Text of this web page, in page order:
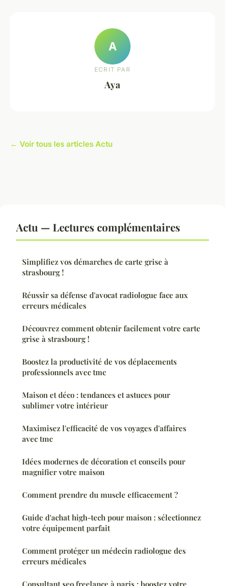
A
ECRIT PAR
Aya
← Voir tous les articles Actu
Actu — Lectures complémentaires
Simplifiez vos démarches de carte grise à
strasbourg !
Réussir sa défense d'avocat radiologue face aux
erreurs médicales
Découvrez comment obtenir facilement votre carte
grise à strasbourg !
Boostez la productivité de vos déplacements
professionnels avec tmc
Maison et déco : tendances et astuces pour
sublimer votre intérieur
Maximisez l'efficacité de vos voyages d'affaires
avec tmc
Idées modernes de décoration et conseils pour
magnifier votre maison
Comment prendre du muscle efficacement ?
Guide d'achat high-tech pour maison : sélectionnez
votre équipement parfait
Comment protéger un médecin radiologue des
erreurs médicales